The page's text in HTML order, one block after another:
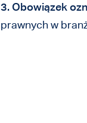
3. Obowiązek
prawnych w